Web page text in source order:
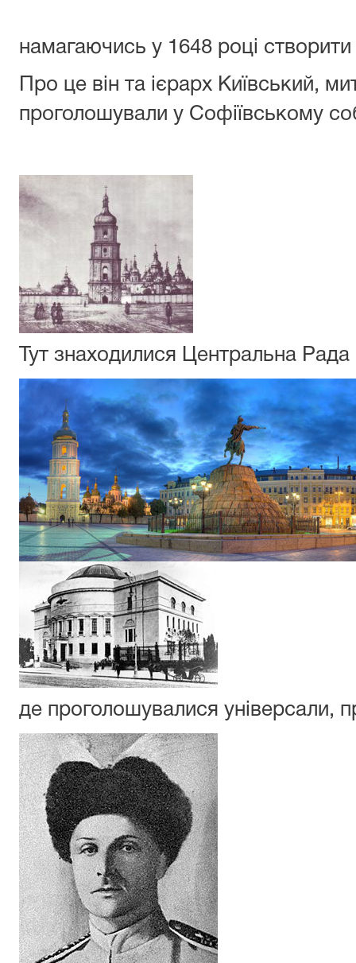
намагаючись у 1648 році
Про це він та ієрарх Київський,
проголошували у Софіївському
Тут знаходилися Центральна
де проголошувалися універсали,